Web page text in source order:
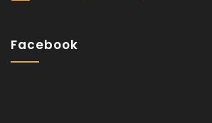
Facebook